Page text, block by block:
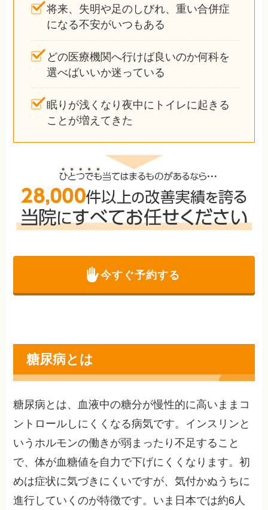
将来、失明や足のしびれ、重い合併症
になる不安がいつもある
どの医療機関へ行けば良いのか何科を
選べばいいか迷っている
眠りが浅くなり夜中にトイレに起きる
ことが増えてきた
今すぐ予約する
糖尿病とは
糖尿病とは、血液中の糖分が慢性的に高いままコ
ントロールしにくくなる病気です。インスリンと
いうホルモンの働きが弱まったり不足すること
で、体が血糖値を自力で下げにくくなります。初
めは症状に気づきにくいですが、気付かぬうちに
進行していくのが特徴です。いま日本では約6人